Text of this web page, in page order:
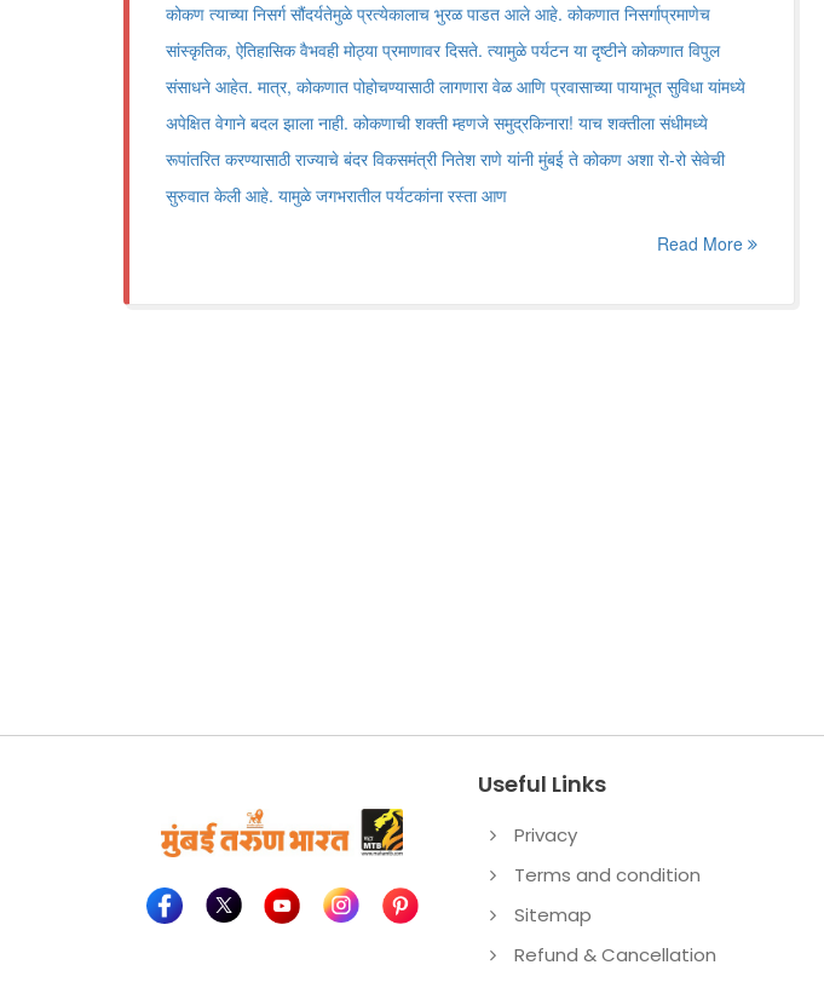
कोकण त्याच्या निसर्ग सौंदर्यतेमुळे प्रत्येकालाच भुरळ पाडत आले आहे. कोकणात निसर्गाप्रमाणेच
सांस्कृतिक, ऐतिहासिक वैभवही मोठ्या प्रमाणावर दिसते. त्यामुळे पर्यटन या दृष्टीने कोकणात विपुल
संसाधने आहेत. मात्र, कोकणात पोहोचण्यासाठी लागणारा वेळ आणि प्रवासाच्या पायाभूत सुविधा यांमध्ये
अपेक्षित वेगाने बदल झाला नाही. कोकणाची शक्ती म्हणजे समुद्रकिनारा! याच शक्तीला संधीमध्ये
रूपांतरित करण्यासाठी राज्याचे बंदर विकसमंत्री नितेश राणे यांनी मुंबई ते कोकण अशा रो-रो सेवेची
सुरुवात केली आहे. यामुळे जगभरातील पर्यटकांना रस्ता आण
Read More
Useful Links
Privacy
Terms and condition
Sitemap
Refund & Cancellation